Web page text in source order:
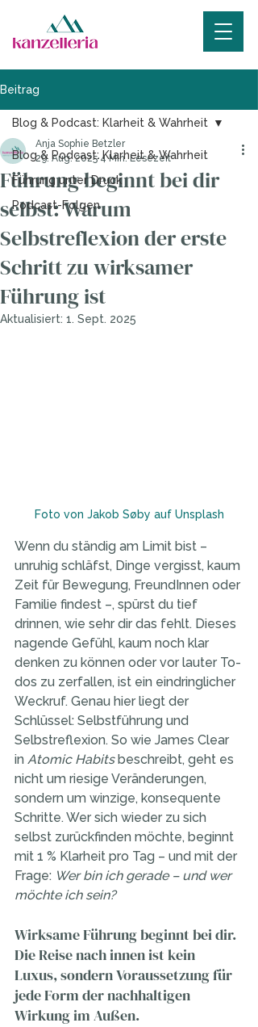
Beitrag
Blog & Podcast: Klarheit & Wahrheit
Führung unter Druck
Podcast-Folgen
Blog & Podcast: Klarheit & Wahrheit
Führung beginnt bei dir
selbst: Warum
Selbstreflexion der erste
Schritt zu wirksamer
Führung ist
Anja Sophie Betzler
29. Aug. 2025 4 Min. Lesezeit
Aktualisiert: 1. Sept. 2025
Foto von Jakob Søby auf Unsplash
Wenn du ständig am Limit bist –
unruhig schläfst, Dinge ver­gisst, kaum
Zeit für Bewegung, FreundInnen oder
Familie findest –, spürst du tief
drinnen, wie sehr dir das fehlt. Dieses
nagende Gefühl, kaum noch klar
denken zu können oder vor lauter To-
dos zu zerfallen, ist ein eindringlicher
Weckruf. Genau hier liegt der
Schlüssel: Selbstführung und
Selbstreflexion. So wie James Clear
in Atomic Habits beschreibt, geht es
nicht um riesige Veränderungen,
sondern um winzige, konsequente
Schritte. Wer sich wieder zu sich
selbst zurückfinden möchte, beginnt
mit 1 % Klarheit pro Tag – und mit der
Frage: Wer bin ich gerade – und wer
möchte ich sein?
Wirksame Führung beginnt bei dir.
Die Reise nach innen ist kein
Luxus, sondern Voraussetzung für
jede Form der nachhaltigen
Wirkung im Außen.